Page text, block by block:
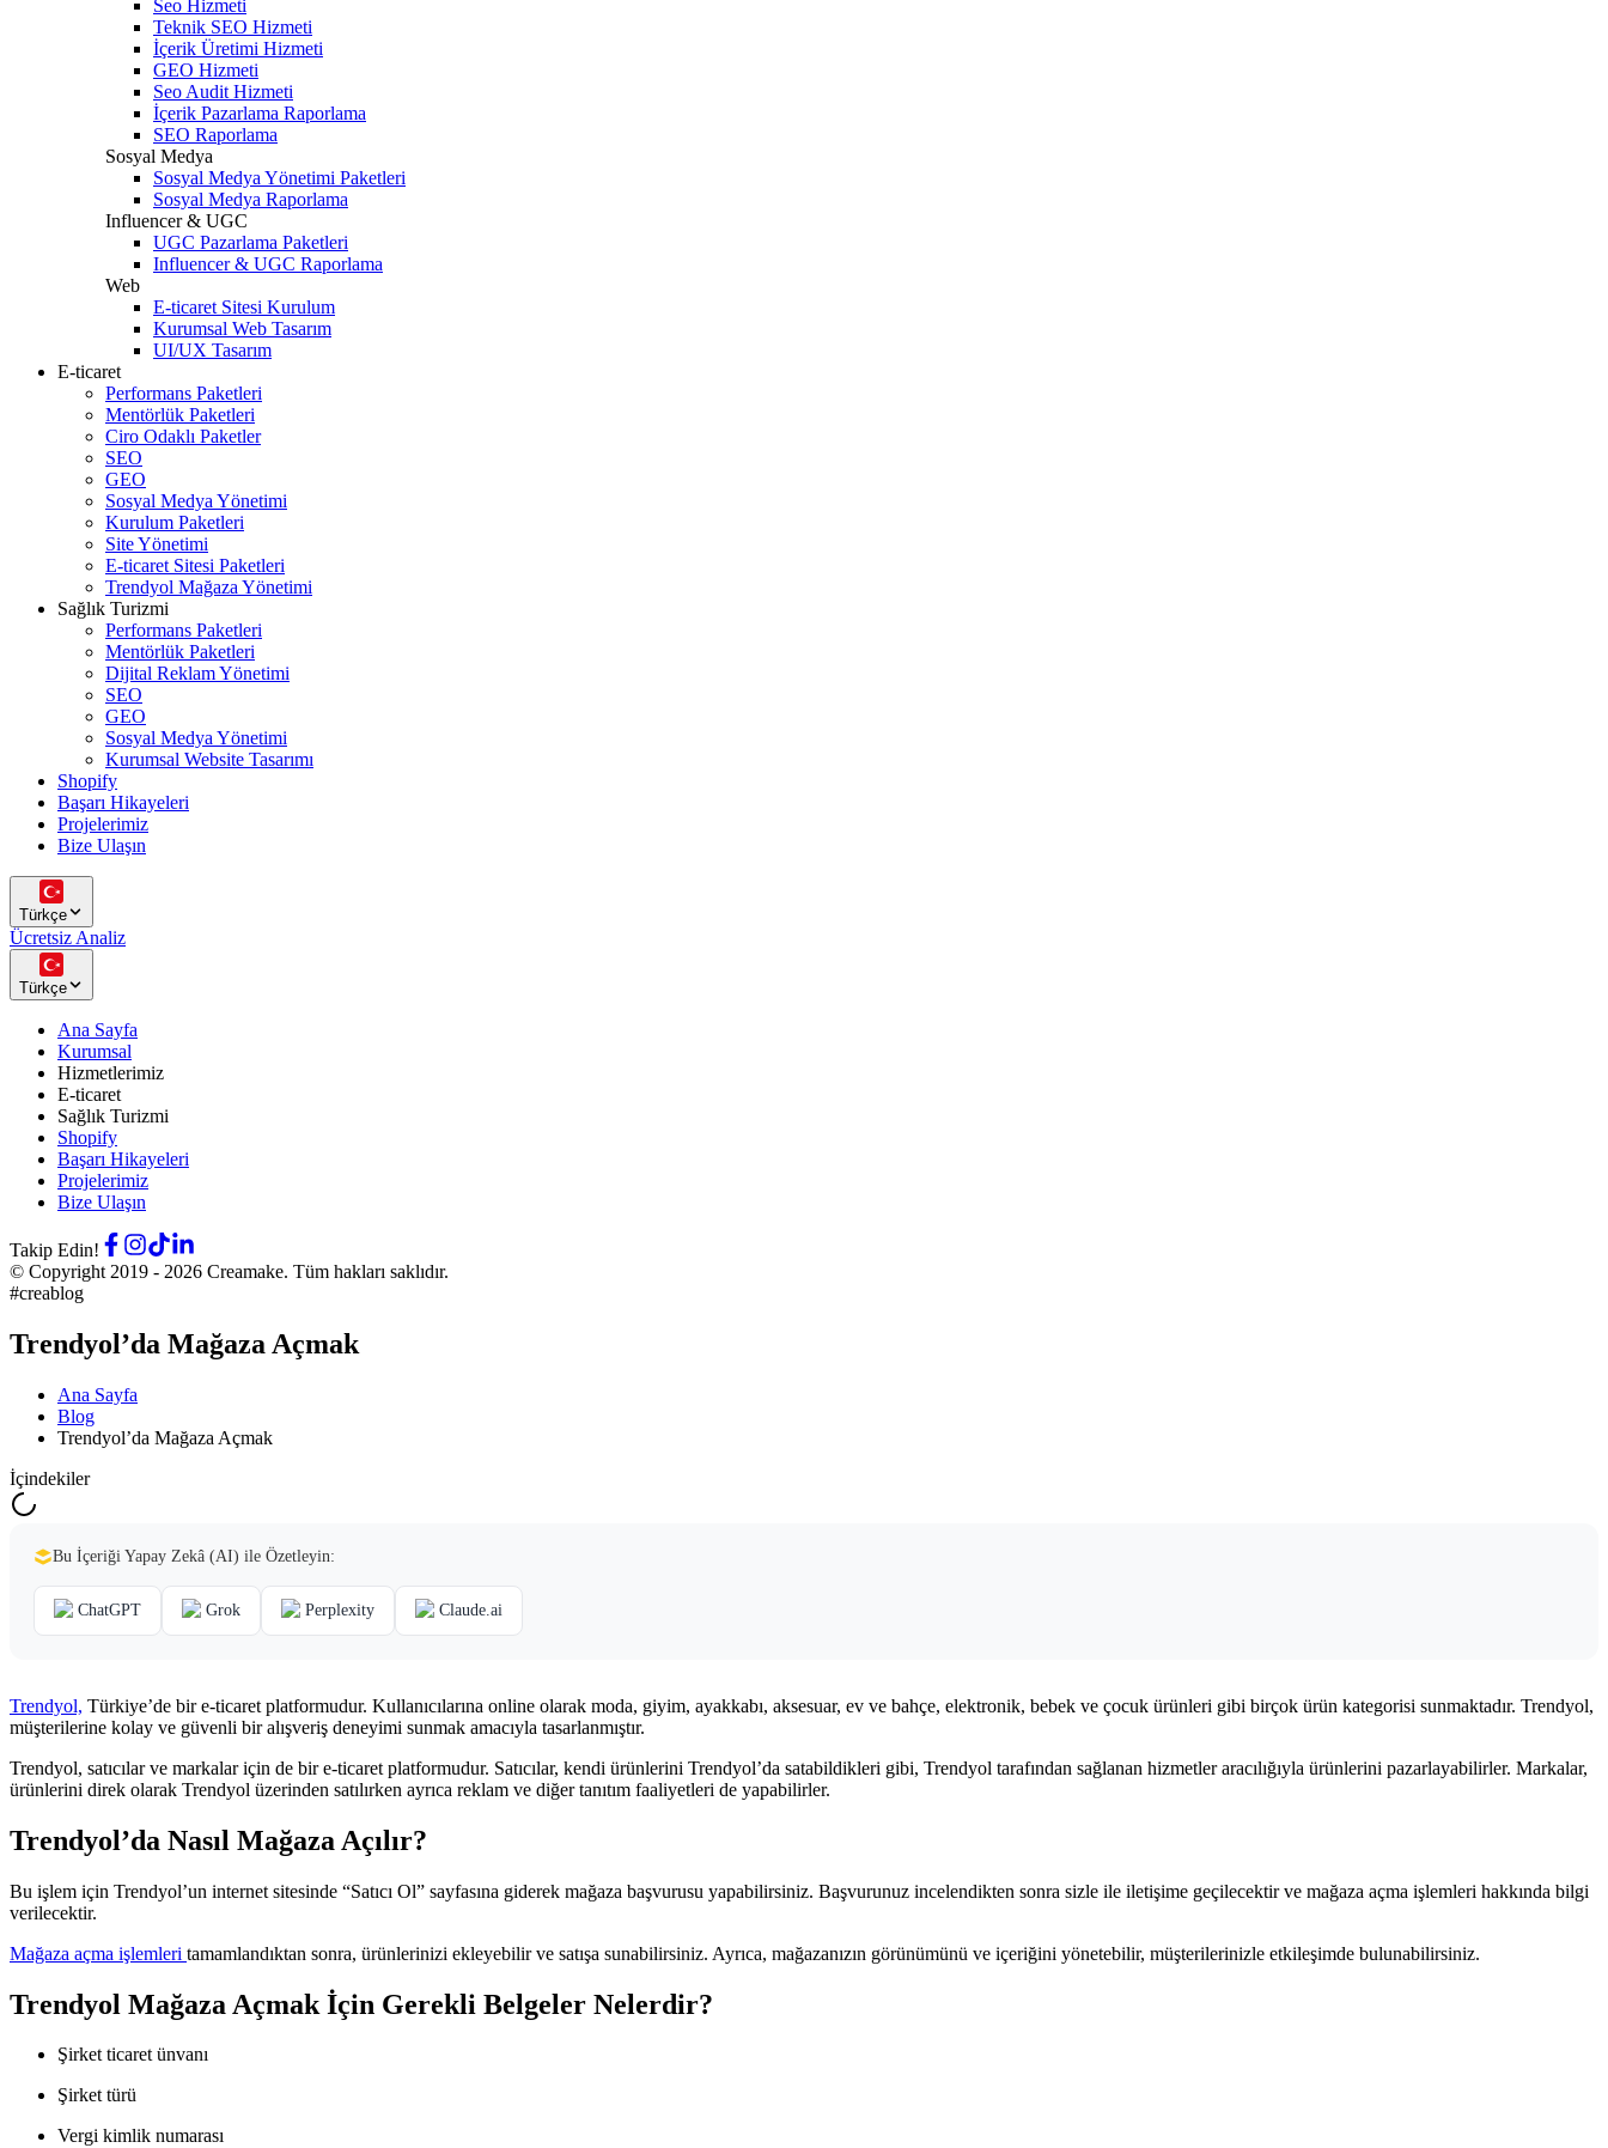
Seo Hizmeti
Teknik SEO Hizmeti
İçerik Üretimi Hizmeti
GEO Hizmeti
Seo Audit Hizmeti
İçerik Pazarlama Raporlama
SEO Raporlama
Sosyal Medya
Sosyal Medya Yönetimi Paketleri
Sosyal Medya Raporlama
Influencer & UGC
UGC Pazarlama Paketleri
Influencer & UGC Raporlama
Web
E-ticaret Sitesi Kurulum
Kurumsal Web Tasarım
UI/UX Tasarım
E-ticaret
Performans Paketleri
Mentörlük Paketleri
Ciro Odaklı Paketler
SEO
GEO
Sosyal Medya Yönetimi
Kurulum Paketleri
Site Yönetimi
E-ticaret Sitesi Paketleri
Trendyol Mağaza Yönetimi
Sağlık Turizmi
Performans Paketleri
Mentörlük Paketleri
Dijital Reklam Yönetimi
SEO
GEO
Sosyal Medya Yönetimi
Kurumsal Website Tasarımı
Shopify
Başarı Hikayeleri
Projelerimiz
Bize Ulaşın
Türkçe
Ücretsiz Analiz
Türkçe
Ana Sayfa
Kurumsal
Hizmetlerimiz
E-ticaret
Sağlık Turizmi
Shopify
Başarı Hikayeleri
Projelerimiz
Bize Ulaşın
Takip Edin!
© Copyright 2019 - 2026 Creamake. Tüm hakları saklıdır.
#creablog
Trendyol’da Mağaza Açmak
Ana Sayfa
Blog
Trendyol’da Mağaza Açmak
İçindekiler
Bu İçeriği Yapay Zekâ (AI) ile Özetleyin:
ChatGPT Grok Perplexity Claude.ai
Trendyol, Türkiye’de bir e-ticaret platformudur. Kullanıcılarına online olarak moda, giyim, ayakkabı, aksesuar, ev ve bahçe, elektronik, bebek ve çocuk ürünleri gibi birçok ürün kategorisi sunmaktadır. Trendyol,
müşterilerine kolay ve güvenli bir alışveriş deneyimi sunmak amacıyla tasarlanmıştır.
Trendyol, satıcılar ve markalar için de bir e-ticaret platformudur. Satıcılar, kendi ürünlerini Trendyol’da satabildikleri gibi, Trendyol tarafından sağlanan hizmetler aracılığıyla ürünlerini pazarlayabilirler. Markalar,
ürünlerini direk olarak Trendyol üzerinden satılırken ayrıca reklam ve diğer tanıtım faaliyetleri de yapabilirler.
Trendyol’da Nasıl Mağaza Açılır?
Bu işlem için Trendyol’un internet sitesinde “Satıcı Ol” sayfasına giderek mağaza başvurusu yapabilirsiniz. Başvurunuz incelendikten sonra sizle ile iletişime geçilecektir ve mağaza açma işlemleri hakkında bilgi
verilecektir.
Mağaza açma işlemleri tamamlandıktan sonra, ürünlerinizi ekleyebilir ve satışa sunabilirsiniz. Ayrıca, mağazanızın görünümünü ve içeriğini yönetebilir, müşterilerinizle etkileşimde bulunabilirsiniz.
Trendyol Mağaza Açmak İçin Gerekli Belgeler Nelerdir?
Şirket ticaret ünvanı
Şirket türü
Vergi kimlik numarası